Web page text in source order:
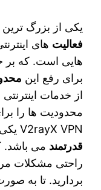
یکی از بزرگ ترین
فعالیت های
هایی است. که
برای رفع این
از خدمات
محدودیت‌ ها را
V2rayX VPN یکی از این ابزارهای مناسب و
قدرتمند می‌ باشد.
راحتی مشکلات
بردارید‌. تا به